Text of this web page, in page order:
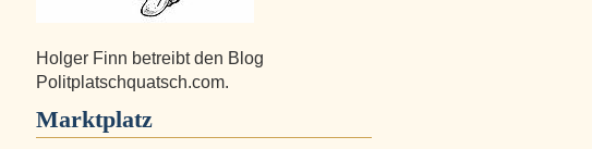
Holger Finn betreibt den Blog
Politplatschquatsch.com.
Marktplatz